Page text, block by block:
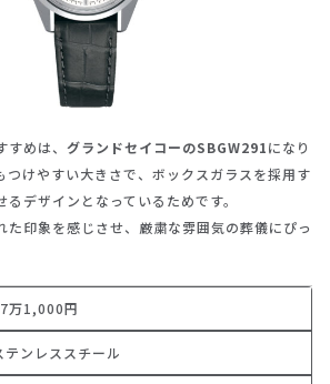
めは、 グランドセイコーのSBGW291になり
つけやすい大きさで、ボックスガラスを採用す
デザインとなっているためです。
た印象を感じさせ、厳粛な雰囲気の葬儀にぴっ
万1,000円
テンレススチール